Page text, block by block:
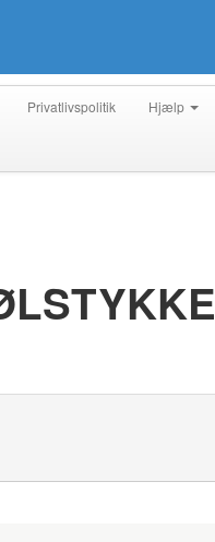
Privatlivspolitik Hjælp